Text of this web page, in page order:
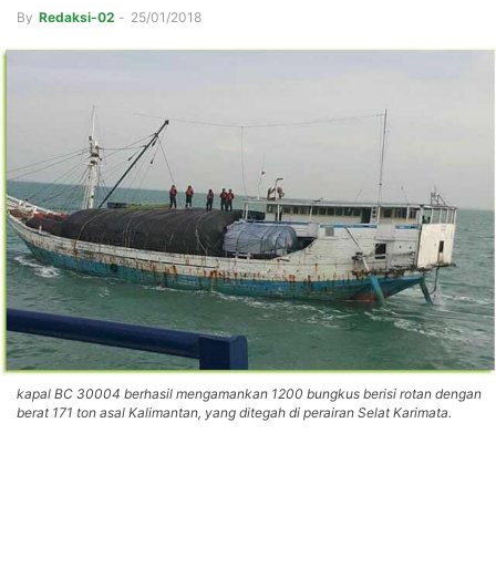
By Redaksi-02 - 25/01/2018
kapal BC 30004 berhasil mengamankan 1200 bungkus berisi rotan dengan
berat 171 ton asal Kalimantan, yang ditegah di perairan Selat Karimata.